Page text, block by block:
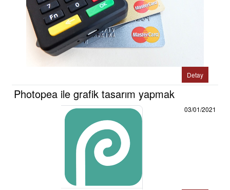
Detay
Photopea ile grafik tasarım yapmak
03/01/2021